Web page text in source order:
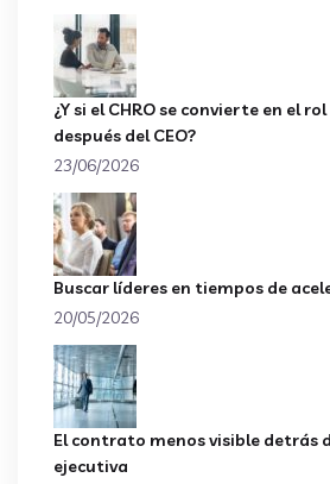
¿Y si el CHRO se convierte en el
después del CEO?
23/06/2026
Buscar líderes en tiempos de
20/05/2026
El contrato menos visible detrás
ejecutiva